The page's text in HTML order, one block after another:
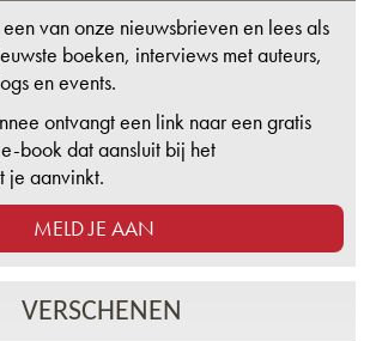
van onze nieuwsbrieven en lees als
boeken, interviews met auteurs,
en events.
ontvangt een link naar een gratis
book dat aansluit bij het
je aanvinkt.
MELD JE AAN
VERSCHENEN